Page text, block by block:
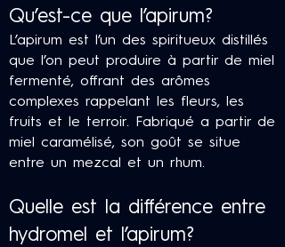
Qu’est-ce que l’apirum?
L’apirum est l’un des spiritueux distillés
que l’on peut produire à partir de miel
fermenté, offrant des arômes
complexes rappelant les fleurs, les
fruits et le terroir. Fabriqué a partir de
miel caramélisé, son goût se situe
entre un mezcal et un rhum.
Quelle est la différence entre
hydromel et l’apirum?